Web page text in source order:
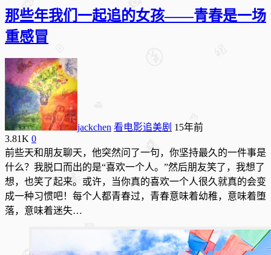
那些年我们一起追的女孩——青春是一场
重感冒
jackchen 看电影追美剧 15年前
3.81K 0
前些天和朋友聊天，他突然问了一句，你坚持最久的一件事是
什么？我脱口而出的是“喜欢一个人。”然后朋友笑了，我想了
想，也笑了起来。或许，当你真的喜欢一个人很久就真的会变
成一种习惯吧！每个人都青春过，青春意味着幼稚，意味着堕
落，意味着迷失…